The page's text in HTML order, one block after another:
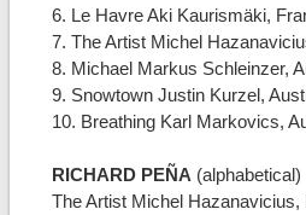
6. Le Havre Aki Kaurismäki,
7. The Artist Michel
8. Michael Markus Schleinzer,
9. Snowtown Justin Kurzel,
10. Breathing Karl Markovics,
RICHARD PEÑA (alphabetical)
The Artist Michel Hazanavicius,